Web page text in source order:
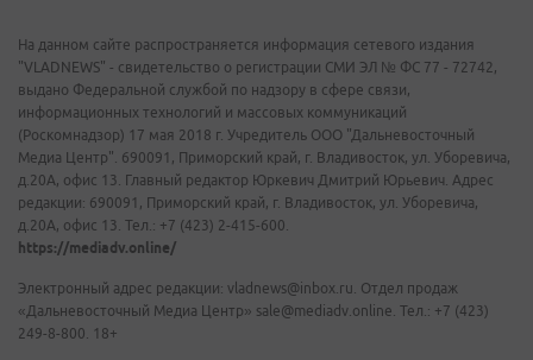
На данном сайте распространяется информация сетевого издания
"VLADNEWS" - свидетельство о регистрации СМИ ЭЛ № ФС 77 - 72742,
выдано Федеральной службой по надзору в сфере связи,
информационных технологий и массовых коммуникаций
(Роскомнадзор) 17 мая 2018 г. Учредитель ООО "Дальневосточный
Медиа Центр". 690091, Приморский край, г. Владивосток, ул. Уборевича,
д.20А, офис 13. Главный редактор Юркевич Дмитрий Юрьевич. Адрес
редакции: 690091, Приморский край, г. Владивосток, ул. Уборевича,
д.20А, офис 13. Тел.: +7 (423) 2-415-600.
https://mediadv.online/
Электронный адрес редакции: vladnews@inbox.ru. Отдел продаж
«Дальневосточный Медиа Центр» sale@mediadv.online. Тел.: +7 (423)
249-8-800. 18+